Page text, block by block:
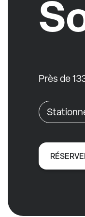
Près de